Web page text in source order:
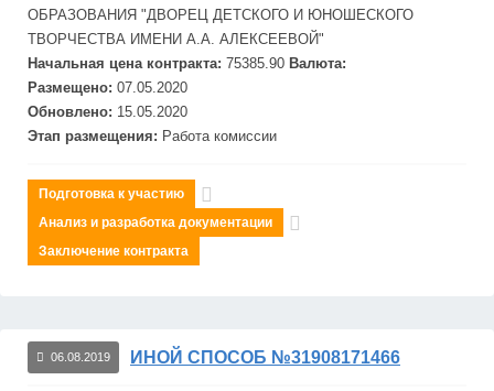
ОБРАЗОВАНИЯ "ДВОРЕЦ ДЕТСКОГО И ЮНОШЕСКОГО
ТВОРЧЕСТВА ИМЕНИ А.А. АЛЕКСЕЕВОЙ"
Начальная цена контракта: 75385.90 Валюта:
Размещено: 07.05.2020
Обновлено: 15.05.2020
Этап размещения: Работа комиссии
Подготовка к участию
Анализ и разработка документации
Заключение контракта
06.08.2019 ИНОЙ СПОСОБ №31908171466